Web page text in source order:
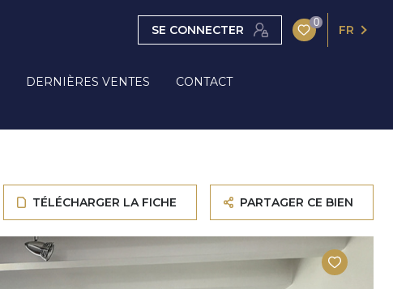
SE CONNECTER
0
FR
DERNIÈRES VENTES CONTACT
TÉLÉCHARGER LA FICHE PARTAGER CE BIEN